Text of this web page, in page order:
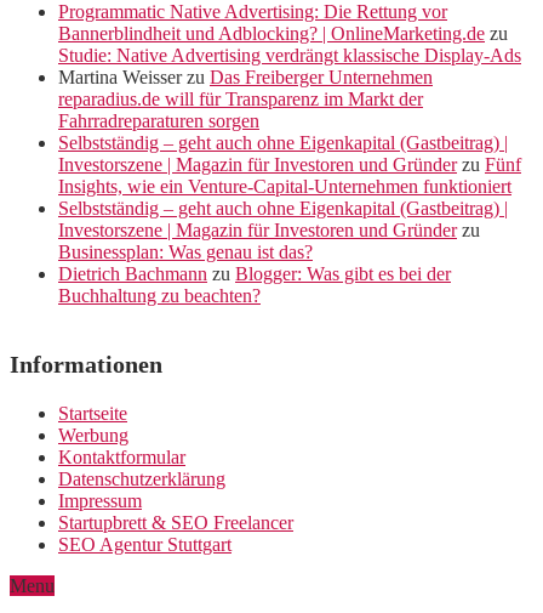
Programmatic Native Advertising: Die Rettung vor
Bannerblindheit und Adblocking? | OnlineMarketing.de zu
Studie: Native Advertising verdrängt klassische Display-Ads
Martina Weisserzu Das Freiberger Unternehmen
reparadius.de will für Transparenz im Markt der
Fahrradreparaturen sorgen
Selbstständig – geht auch ohne Eigenkapital (Gastbeitrag) |
Investorszene | Magazin für Investoren und Gründerzu Fünf
Insights, wie ein Venture-Capital-Unternehmen funktioniert
Selbstständig – geht auch ohne Eigenkapital (Gastbeitrag) |
Investorszene | Magazin für Investoren und Gründerzu
Businessplan: Was genau ist das?
Dietrich Bachmann zu Blogger: Was gibt es bei der
Buchhaltung zu beachten?
Informationen
Startseite
Werbung
Kontaktformular
Datenschutzerklärung
Impressum
Startupbrett & SEO Freelancer
SEO Agentur Stuttgart
Menu